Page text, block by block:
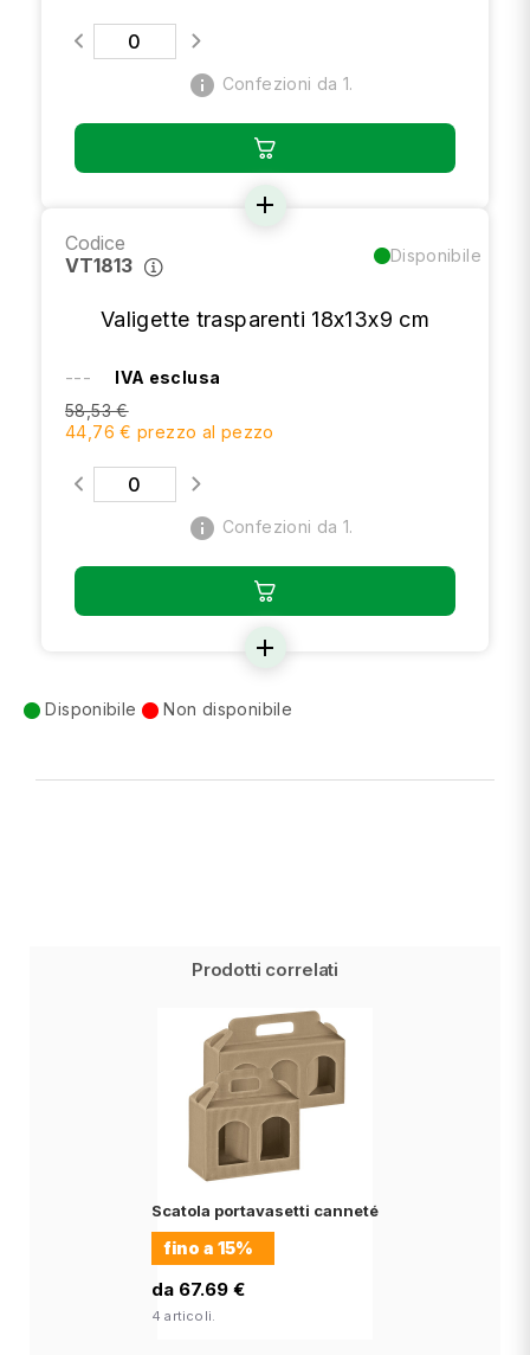
info Confezioni da 1.
add
Codice
VT1813
Disponibile
Valigette trasparenti 18x13x9 cm
---
IVA esclusa
58,53 €
44,76 € prezzo al pezzo
info Confezioni da 1.
add
Disponibile Non disponibile
Prodotti correlati
Scatola portavasetti canneté
fino a 15%
da 67.69 €
4 articoli.